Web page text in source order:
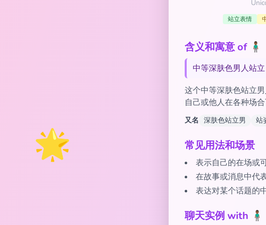
🌟
站立表情
含义和寓意 of 🧍🏾‍♂️
中等深肤色男人站立
这个中等深肤色站立
自己或他人在各种场
又名 深肤色站立男 站
常见用法和场景
表示自己的在场或
在故事或消息中代
表达对某个话题的
聊天实例 with 🧍🏾‍♂️